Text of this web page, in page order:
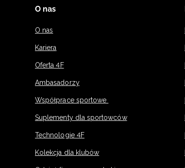
O nas
O nas
Kariera
Oferta 4F
Ambasadorzy
Współprace sportowe
Suplementy dla sportowców
Technologie 4F
Kolekcja dla klubów